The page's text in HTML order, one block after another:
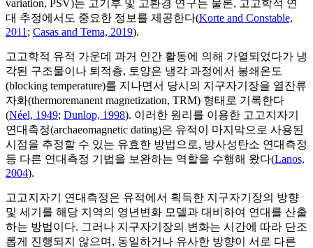
variation, PSV)는 고기후 및 고환경 연구는 물론, 고고학적 연
대 추정에서도 중요한 정보를 제공한다(Korte and Constable,
2011 ; Casas and Tema, 2019).
고고학적 유적 가운데 과거 인간 활동에 의해 가열되었다가 냉
각된 구조물이나 퇴적층, 토양은 냉각 과정에서 봉쇄온도
(blocking temperature)를 지나면서 당시의 지구자기장을 열잔류
자화(thermoremanent magnetization, TRM) 형태로 기록한다
(Néel, 1949; Dunlop, 1998). 이러한 원리를 이용한 고고지자기
연대측정(archaeomagnetic dating)은 유적이 마지막으로 사용된
시점을 추정할 수 있는 유효한 방법으로, 방사성탄소 연대측정
등 다른 연대측정 기법을 보완하는 역할을 수행해 왔다(Lanos,
2004).
고고지자기 연대측정은 유적에서 획득한 지구자기장의 방향
및 세기를 해당 지역의 영년변화 모델과 대비하여 연대를 산출
하는 방법이다. 그러나 지구자기장의 변화는 시간에 따라 단조
롭게 진행되지 않으며, 동일하거나 유사한 방향이 서로 다른